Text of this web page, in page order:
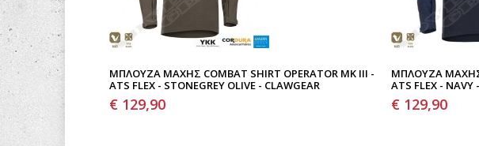
ΜΠΛΟΎΖΑ ΜΆΧΗΣ COMBAT SHIRT OPERATOR MK III -
ATS FLEX - STONEGREY OLIVE - CLAWGEAR
€ 129,90
ΜΠΛΟΎΖΑ ΜΆΧΗΣ
ATS FLEX - NAVY
€ 129,90